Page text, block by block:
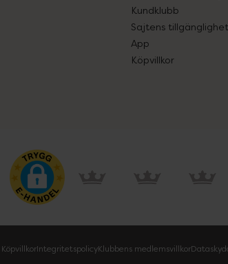
Kundklubb
Sajtens tillgänglighet
App
Köpvillkor
KöpvillkorIntegritetspolicyKlubbens medlemsvillkor